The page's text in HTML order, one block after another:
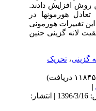
روش افزایش دادند.
هورمونها در
تغییرات هورمونی
لانه گزینی جنین
گزینی،تحریک
دریافت: 1389/12/17 | پذیرش: 1396/3/16 | انتشار: